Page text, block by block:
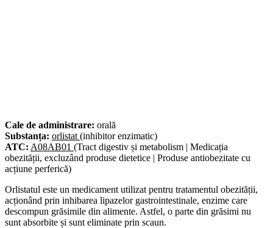
Cale de administrare: orală
Substanța: orlistat (inhibitor enzimatic)
ATC: A08AB01 (Tract digestiv și metabolism | Medicația
obezității, excluzând produse dietetice | Produse antiobezitate cu
acțiune perferică)
Orlistatul este un medicament utilizat pentru tratamentul obezității,
acționând prin inhibarea lipazelor gastrointestinale, enzime care
descompun grăsimile din alimente. Astfel, o parte din grăsimi nu
sunt absorbite și sunt eliminate prin scaun.